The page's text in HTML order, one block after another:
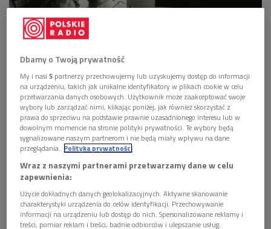
staremu
PRZECZYTAJ: Klasyka vs tradycja? Czas przełamać
bariery
W środę 11 grudnia w Ogólnokształcącej Szkole Muzycznej I i
II stopnia im. Henryka Wieniawskiego w Łodzi odbyły się
całodniowe warsztaty w ramach programu NIKiDW "Lekcje z
twórccą ludowym". Przez kilka godzin uczniowie OSM mieli
okazję uczyć się tradycyjnego sposobu gry na instrumentach
Dbamy o Twoją prywatność
My i nasi5 partnerzy przechowujemy lub uzyskujemy dostęp do informacji
na urządzeniu, takich jak unikalne identyfikatory w plikach cookie w celu
przetwarzania danych osobowych. Użytkownik może zaakceptować swoje
wybory lub zarządzać nimi, klikając poniżej, jak również skorzystać z
prawa do sprzeciwu na podstawie prawnie uzasadnionego interesu lub w
dowolnym momencie na stronie polityki prywatności. Te wybory będą
sygnalizowane naszym partnerom i nie będą miały wpływu na dane
przeglądania. Polityka prywatności
Wraz z naszymi partnerami przetwarzamy dane w celu
zapewnienia:
Użycie dokładnych danych geolokalizacyjnych. Aktywne skanowanie
charakterystyki urządzenia do celów identyfikacji. Przechowywanie
informacji na urządzeniu lub dostęp do nich. Spersonalizowane reklamy i
treści, pomiar reklam i treści, badnie odbiorców i ulepszanie usług.